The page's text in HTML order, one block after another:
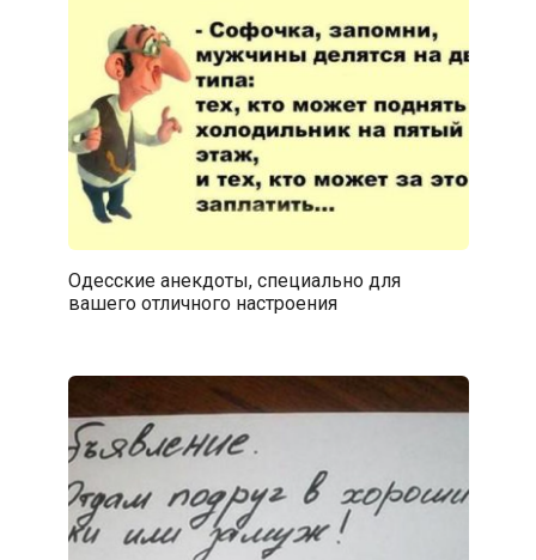
Одесские анекдоты, специально для
вашего отличного настроения